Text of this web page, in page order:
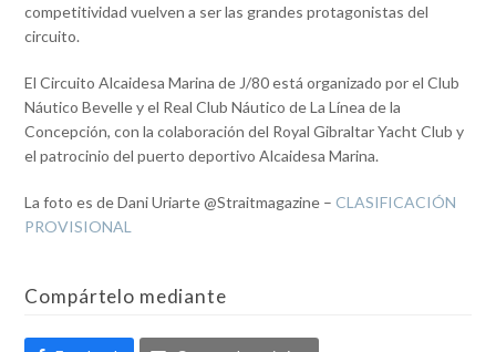
competitividad vuelven a ser las grandes protagonistas del
circuito.
El Circuito Alcaidesa Marina de J/80 está organizado por el Club
Náutico Bevelle y el Real Club Náutico de La Línea de la
Concepción, con la colaboración del Royal Gibraltar Yacht Club y
el patrocinio del puerto deportivo Alcaidesa Marina.
La foto es de Dani Uriarte @Straitmagazine – CLASIFICACIÓN
PROVISIONAL
Compártelo mediante